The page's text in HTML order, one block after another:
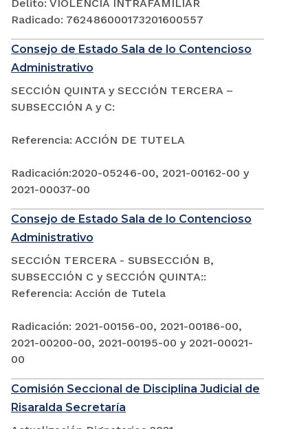
Delito: VIOLENCIA INTRAFAMILIAR
Radicado: 762486000173201600557
Consejo de Estado Sala de lo Contencioso
Administrativo
SECCIÓN QUINTA y SECCIÓN TERCERA –
SUBSECCIÓN A y C:
Referencia: ACCIÓN DE TUTELA
Radicación:2020-05246-00, 2021-00162-00 y
2021-00037-00
Consejo de Estado Sala de lo Contencioso
Administrativo
SECCIÓN TERCERA - SUBSECCIÓN B,
SUBSECCIÓN C y SECCIÓN QUINTA::
Referencia: Acción de Tutela
Radicación: 2021-00156-00, 2021-00186-00,
2021-00200-00, 2021-00195-00 y 2021-00021-
00
Comisión Seccional de Disciplina Judicial de
Risaralda Secretaría